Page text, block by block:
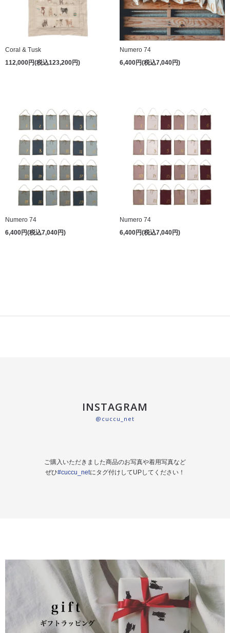
Coral & Tusk
112,000円(税込123,200円)
Numero 74
6,400円(税込7,040円)
Numero 74
6,400円(税込7,040円)
Numero 74
6,400円(税込7,040円)
INSTAGRAM
@cuccu_net
ご購入いただきました商品のお写真や着用写真など
ぜひ#cuccu_netにタグ付けしてUPしてください！